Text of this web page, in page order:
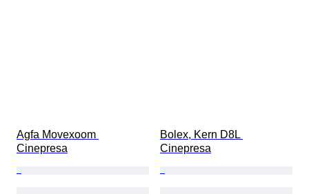
Agfa Movexoom
Cinepresa
Bolex, Kern D8L
Cinepresa